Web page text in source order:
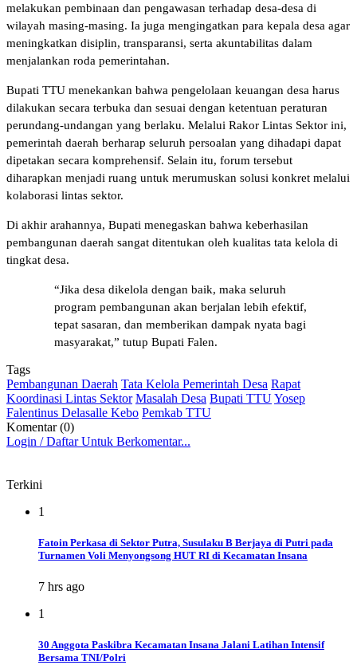
melakukan pembinaan dan pengawasan terhadap desa-desa di
wilayah masing-masing. Ia juga mengingatkan para kepala desa agar
meningkatkan disiplin, transparansi, serta akuntabilitas dalam
menjalankan roda pemerintahan.
Bupati TTU menekankan bahwa pengelolaan keuangan desa harus
dilakukan secara terbuka dan sesuai dengan ketentuan peraturan
perundang-undangan yang berlaku. Melalui Rakor Lintas Sektor ini,
pemerintah daerah berharap seluruh persoalan yang dihadapi dapat
dipetakan secara komprehensif. Selain itu, forum tersebut
diharapkan menjadi ruang untuk merumuskan solusi konkret melalui
kolaborasi lintas sektor.
Di akhir arahannya, Bupati menegaskan bahwa keberhasilan
pembangunan daerah sangat ditentukan oleh kualitas tata kelola di
tingkat desa.
“Jika desa dikelola dengan baik, maka seluruh
program pembangunan akan berjalan lebih efektif,
tepat sasaran, dan memberikan dampak nyata bagi
masyarakat,” tutup Bupati Falen.
Tags
Pembangunan Daerah Tata Kelola Pemerintah Desa Rapat
Koordinasi Lintas Sektor Masalah Desa Bupati TTUYosep
Falentinus Delasalle Kebo Pemkab TTU
Komentar (0)
Login / Daftar Untuk Berkomentar...
Terkini
1
Fatoin Perkasa di Sektor Putra, Susulaku B Berjaya di Putri pada
Turnamen Voli Menyongsong HUT RI di Kecamatan Insana
7 hrs ago
1
30 Anggota Paskibra Kecamatan Insana Jalani Latihan Intensif
Bersama TNI/Polri